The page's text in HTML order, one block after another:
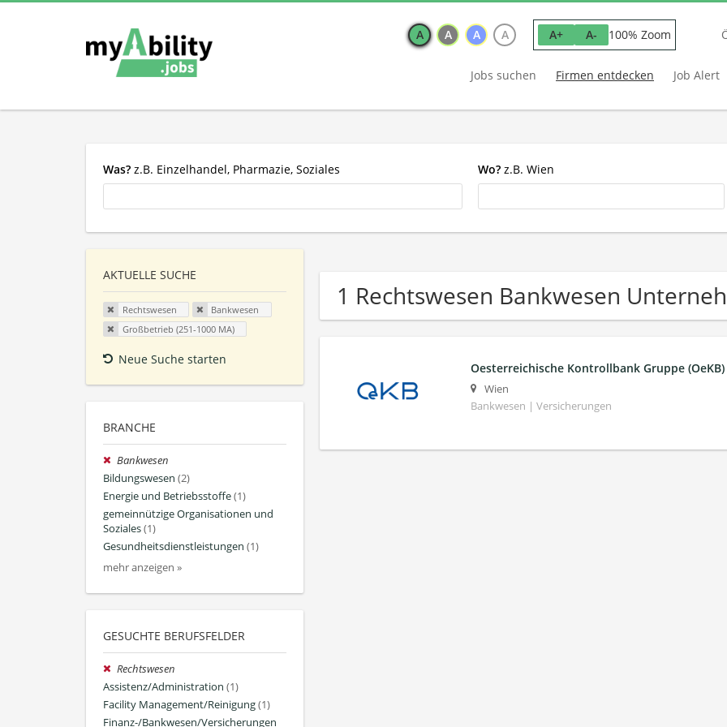
A A A A A+ A- 100% Zoom
Jobs suchen Firmen entdecken Job Alert
Was? z.B. Einzelhandel, Pharmazie, Soziales Wo? z.B. Wien
AKTUELLE SUCHE
Rechtswesen
Bankwesen
Großbetrieb (251-1000 MA)
Neue Suche starten
BRANCHE
Bankwesen
Bildungswesen (2)
Energie und Betriebsstoffe(1)
gemeinnützige Organisationen und
Soziales(1)
Gesundheitsdienstleistungen (1)
mehr anzeigen »
GESUCHTE BERUFSFELDER
Rechtswesen
Assistenz/Administration (1)
Facility Management/Reinigung(1)
Finanz-/Bankwesen/Versicherungen
1 Rechtswesen Bankwesen
Oesterreichische Kontrollbank Gruppe (OeKB)
Wien
Bankwesen | Versicherungen